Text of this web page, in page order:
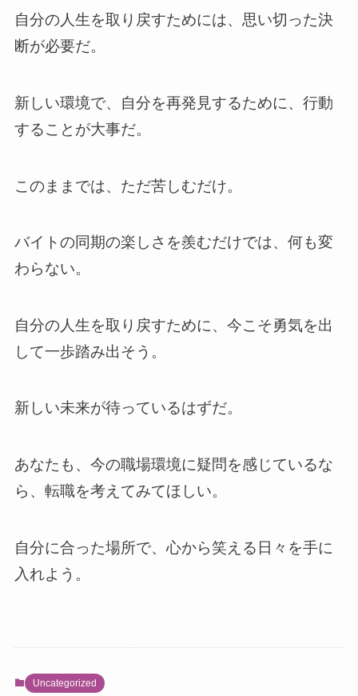
自分の人生を取り戻すためには、思い切った決
断が必要だ。
新しい環境で、自分を再発見するために、行動
することが大事だ。
このままでは、ただ苦しむだけ。
バイトの同期の楽しさを羨むだけでは、何も変
わらない。
自分の人生を取り戻すために、今こそ勇気を出
して一歩踏み出そう。
新しい未来が待っているはずだ。
あなたも、今の職場環境に疑問を感じているな
ら、転職を考えてみてほしい。
自分に合った場所で、心から笑える日々を手に
入れよう。
Uncategorized